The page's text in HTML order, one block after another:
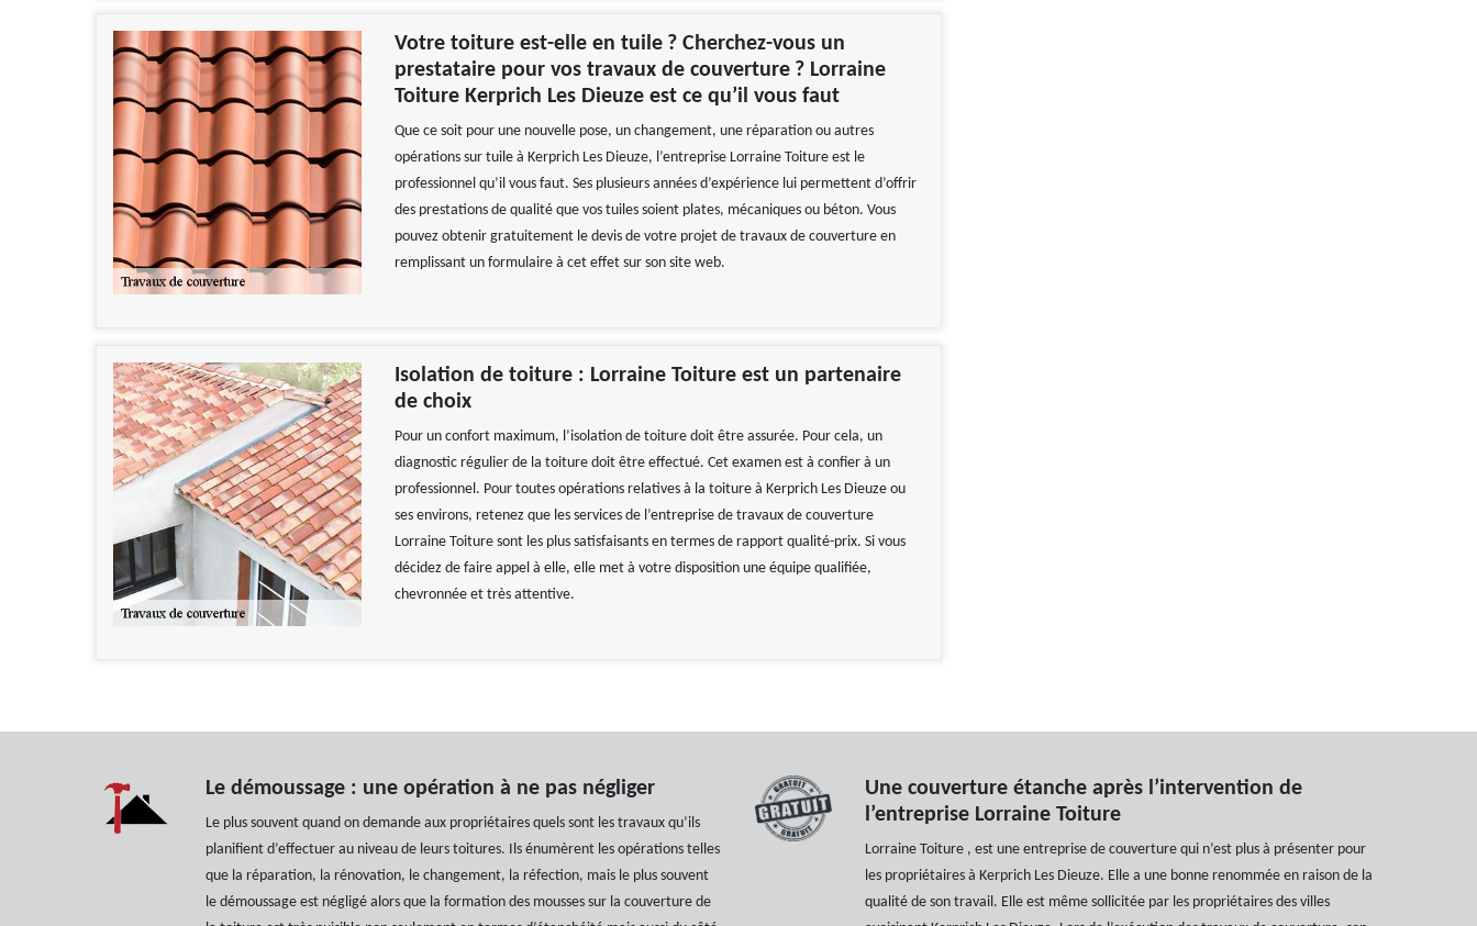
Votre toiture est-elle en tuile ? Cherchez-vous un
prestataire pour vos travaux de couverture ? Lorraine
Toiture Kerprich Les Dieuze est ce qu’il vous faut
Que ce soit pour une nouvelle pose, un changement, une réparation ou autres
opérations sur tuile à Kerprich Les Dieuze, l’entreprise Lorraine Toiture est le
professionnel qu’il vous faut. Ses plusieurs années d’expérience lui permettent d’offrir
des prestations de qualité que vos tuiles soient plates, mécaniques ou béton. Vous
pouvez obtenir gratuitement le devis de votre projet de travaux de couverture en
remplissant un formulaire à cet effet sur son site web.
Isolation de toiture : Lorraine Toiture est un partenaire
de choix
Pour un confort maximum, l’isolation de toiture doit être assurée. Pour cela, un
diagnostic régulier de la toiture doit être effectué. Cet examen est à confier à un
professionnel. Pour toutes opérations relatives à la toiture à Kerprich Les Dieuze ou
ses environs, retenez que les services de l’entreprise de travaux de couverture
Lorraine Toiture sont les plus satisfaisants en termes de rapport qualité-prix. Si vous
décidez de faire appel à elle, elle met à votre disposition une équipe qualifiée,
chevronnée et très attentive.
Le démoussage : une opération à ne pas négliger
Le plus souvent quand on demande aux propriétaires quels sont les travaux qu’ils
planifient d’effectuer au niveau de leurs toitures. Ils énumèrent les opérations telles
que la réparation, la rénovation, le changement, la réfection, mais le plus souvent
le démoussage est négligé alors que la formation des mousses sur la couverture de
Une couverture étanche après l’intervention de
l’entreprise Lorraine Toiture
Lorraine Toiture , est une entreprise de couverture qui n’est plus à présenter pour
les propriétaires à Kerprich Les Dieuze. Elle a une bonne renommée en raison de la
qualité de son travail. Elle est même sollicitée par les propriétaires des villes